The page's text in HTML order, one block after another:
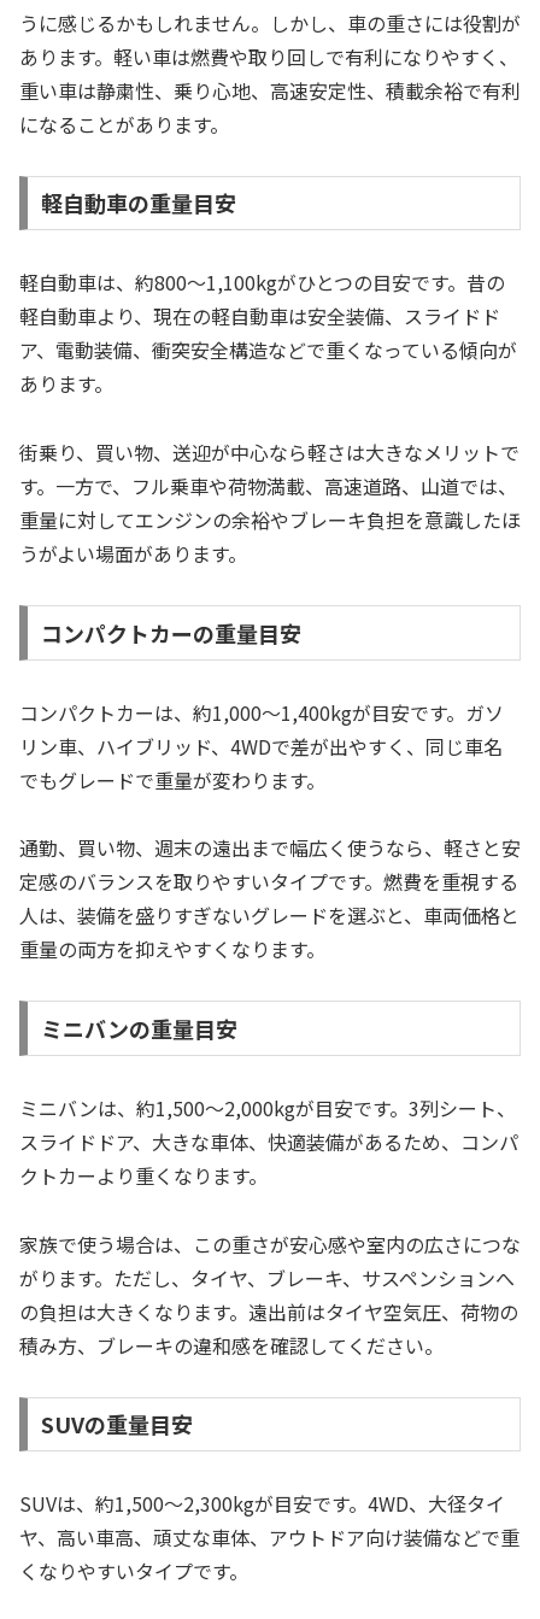
うに感じるかもしれません。しかし、車の重さには役割が
あります。軽い車は燃費や取り回しで有利になりやすく、
重い車は静粛性、乗り心地、高速安定性、積載余裕で有利
になることがあります。
軽自動車の重量目安
軽自動車は、約800〜1,100kgがひとつの目安です。昔の
軽自動車より、現在の軽自動車は安全装備、スライドド
ア、電動装備、衝突安全構造などで重くなっている傾向が
あります。
街乗り、買い物、送迎が中心なら軽さは大きなメリットで
す。一方で、フル乗車や荷物満載、高速道路、山道では、
重量に対してエンジンの余裕やブレーキ負担を意識したほ
うがよい場面があります。
コンパクトカーの重量目安
コンパクトカーは、約1,000〜1,400kgが目安です。ガソ
リン車、ハイブリッド、4WDで差が出やすく、同じ車名
でもグレードで重量が変わります。
通勤、買い物、週末の遠出まで幅広く使うなら、軽さと安
定感のバランスを取りやすいタイプです。燃費を重視する
人は、装備を盛りすぎないグレードを選ぶと、車両価格と
重量の両方を抑えやすくなります。
ミニバンの重量目安
ミニバンは、約1,500〜2,000kgが目安です。3列シート、
スライドドア、大きな車体、快適装備があるため、コンパ
クトカーより重くなります。
家族で使う場合は、この重さが安心感や室内の広さにつな
がります。ただし、タイヤ、ブレーキ、サスペンションへ
の負担は大きくなります。遠出前はタイヤ空気圧、荷物の
積み方、ブレーキの違和感を確認してください。
SUVの重量目安
SUVは、約1,500〜2,300kgが目安です。4WD、大径タイ
ヤ、高い車高、頑丈な車体、アウトドア向け装備などで重
くなりやすいタイプです。